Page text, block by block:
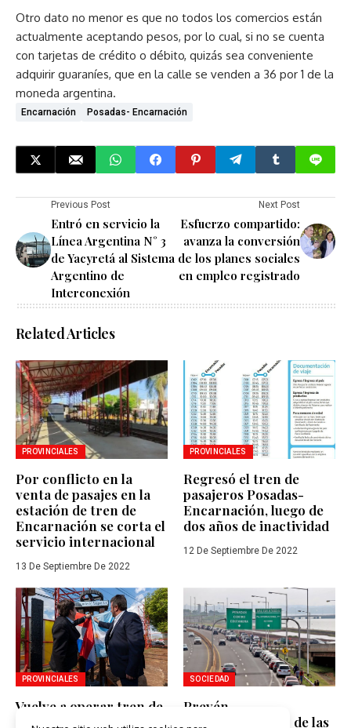
Otro dato no menor es que no todos los comercios están
actualmente aceptando pesos, por lo cual, si no se cuenta
con tarjetas de crédito o débito, quizás sea conveniente
adquirir guaraníes, que en la calle se venden a 36 por 1 de la
moneda argentina.
Encarnación Posadas- Encarnación
Previous Post
Entró en servicio la
Línea Argentina N° 3
de Yacyretá al Sistema
Argentino de
Interconexión
Next Post
Esfuerzo compartido:
avanza la conversión
de los planes sociales
en empleo registrado
Related Articles
PROVINCIALES
Por conflicto en la
venta de pasajes en la
estación de tren de
Encarnación se corta el
servicio internacional
13 De Septiembre De 2022
PROVINCIALES
Regresó el tren de
pasajeros Posadas-
Encarnación, luego de
dos años de inactividad
12 De Septiembre De 2022
PROVINCIALES
Vuelve a operar tren de
cargas para fortalecer
SOCIEDAD
Prevén
recrudecimiento de las